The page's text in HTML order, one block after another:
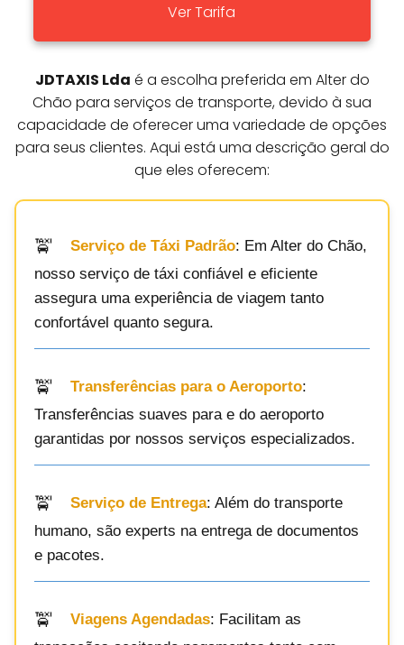
Ver Tarifa
JDTAXIS Lda é a escolha preferida em Alter do
Chão para serviços de transporte, devido à sua
capacidade de oferecer uma variedade de opções
para seus clientes. Aqui está uma descrição geral do
que eles oferecem:
Serviço de Táxi Padrão: Em Alter do Chão,
nosso serviço de táxi confiável e eficiente
assegura uma experiência de viagem tanto
confortável quanto segura.
Transferências para o Aeroporto:
Transferências suaves para e do aeroporto
garantidas por nossos serviços especializados.
Serviço de Entrega: Além do transporte
humano, são experts na entrega de documentos
e pacotes.
Viagens Agendadas: Facilitam as